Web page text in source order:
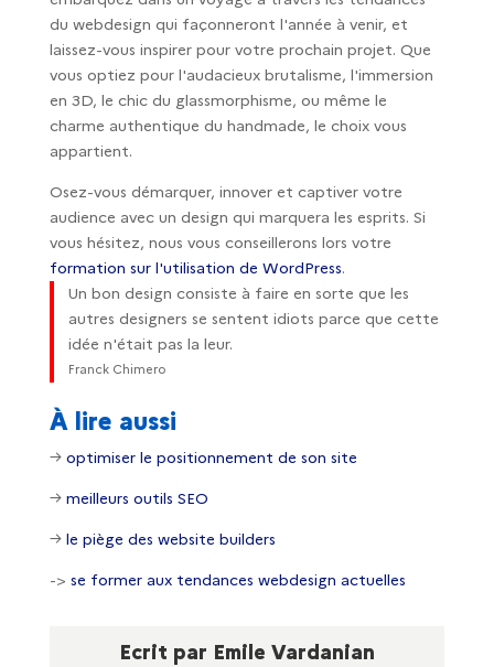
du webdesign qui façonneront l'année à venir, et
laissez-vous inspirer pour votre prochain projet. Que
vous optiez pour l'audacieux brutalisme, l'immersion
en 3D, le chic du glassmorphisme, ou même le
charme authentique du handmade, le choix vous
appartient.
Osez-vous démarquer, innover et captiver votre
audience avec un design qui marquera les esprits. Si
vous hésitez, nous vous conseillerons lors votre
formation sur l'utilisation de WordPress.
Un bon design consiste à faire en sorte que les
autres designers se sentent idiots parce que cette
idée n'était pas la leur.
Franck Chimero
À lire aussi
→ optimiser le positionnement de son site
→ meilleurs outils SEO
→ le piège des website builders
-> se former aux tendances webdesign actuelles
Ecrit par Emile Vardanian